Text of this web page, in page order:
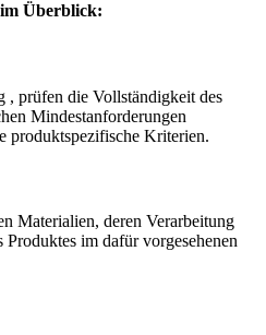
Überblick:
, prüfen die Vollständigkeit des
Mindestanforderungen
produktspezifische Kriterien.
Materialien, deren Verarbeitung
im dafür vorgesehenen